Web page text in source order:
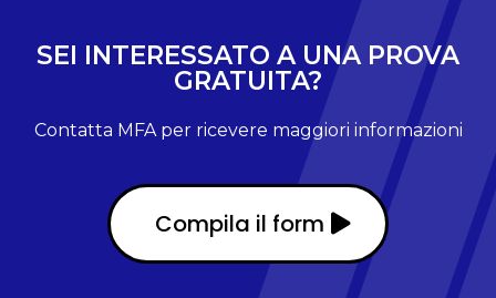
SEI INTERESSATO A UNA PROVA
GRATUITA?
Contatta MFA per ricevere maggiori informazioni
Compila il form